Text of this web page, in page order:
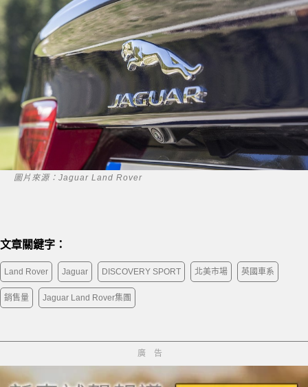
圖片來源：Jaguar Land Rover
文章關鍵字：
Land Rover Jaguar DISCOVERY SPORT 北美市場 英國車系
銷售量 Jaguar Land Rover集團
廣告